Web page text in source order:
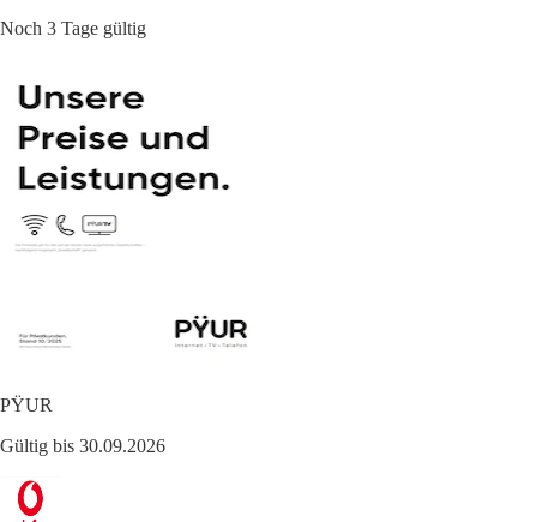
Noch 3 Tage gültig
PŸUR
Gültig bis 30.09.2026